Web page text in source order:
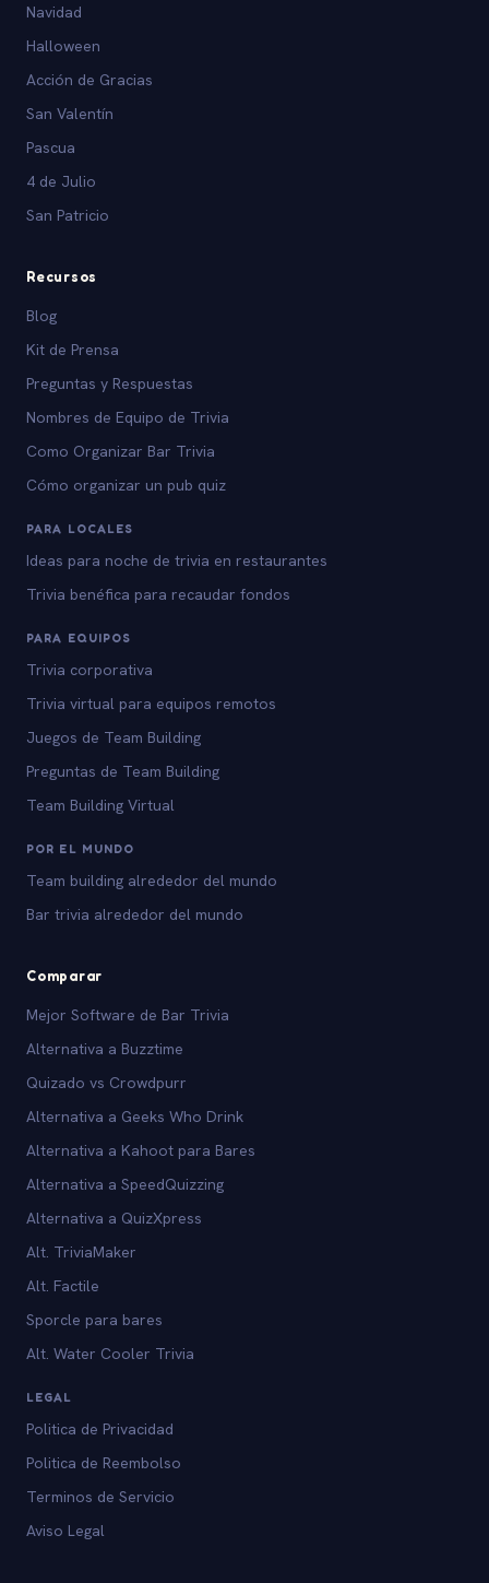
Navidad
Halloween
Acción de Gracias
San Valentín
Pascua
4 de Julio
San Patricio
Recursos
Blog
Kit de Prensa
Preguntas y Respuestas
Nombres de Equipo de Trivia
Como Organizar Bar Trivia
Cómo organizar un pub quiz
PARA LOCALES
Ideas para noche de trivia en restaurantes
Trivia benéfica para recaudar fondos
PARA EQUIPOS
Trivia corporativa
Trivia virtual para equipos remotos
Juegos de Team Building
Preguntas de Team Building
Team Building Virtual
POR EL MUNDO
Team building alrededor del mundo
Bar trivia alrededor del mundo
Comparar
Mejor Software de Bar Trivia
Alternativa a Buzztime
Quizado vs Crowdpurr
Alternativa a Geeks Who Drink
Alternativa a Kahoot para Bares
Alternativa a SpeedQuizzing
Alternativa a QuizXpress
Alt. TriviaMaker
Alt. Factile
Sporcle para bares
Alt. Water Cooler Trivia
LEGAL
Politica de Privacidad
Politica de Reembolso
Terminos de Servicio
Aviso Legal